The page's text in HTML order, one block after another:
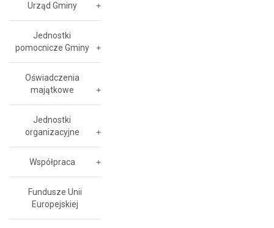
Urząd Gminy
Jednostki
pomocnicze Gminy
Oświadczenia
majątkowe
Jednostki
organizacyjne
Współpraca
Fundusze Unii
Europejskiej